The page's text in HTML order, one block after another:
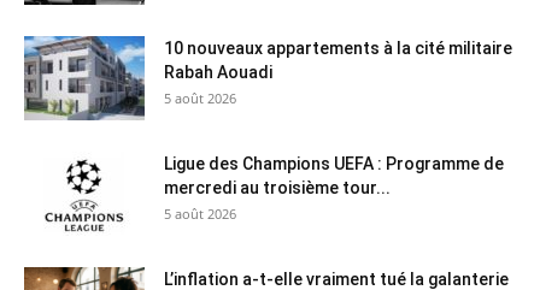
10 nouveaux appartements à la cité militaire
Rabah Aouadi
5 août 2026
Ligue des Champions UEFA : Programme de
mercredi au troisième tour...
5 août 2026
L’inflation a-t-elle vraiment tué la galanterie